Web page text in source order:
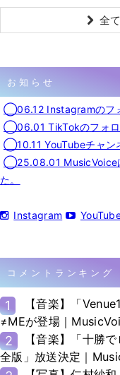
全
お知らせ
◯06.12 Instagramのフ
◯06.01 TikTokのフォロ
◯10.11 YouTubeチャン
◯25.08.01 MusicVoice
た。
Instagram
コメントランキング
1
【音楽】「
≠MEが登場｜
2
【音楽】「十勝
全版」放送決定｜